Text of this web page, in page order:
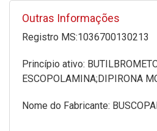
Outras Informações
Registro MS:1036700130213
Princípio ativo:
ESCOPOLAMINA;DIPIRONA
Nome do Fabricante: